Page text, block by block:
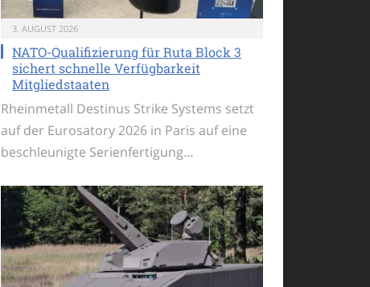
3. AUGUST 2026
NATO-Qualifizierung für Ruta Block 3
sichert schnelle Verfügbarkeit
Mitgliedstaaten
Rheinmetall Destinus Strike Systems setzt
auf der Eurosatory 2026 in Paris auf eine
beschleunigte Serienfertigung…